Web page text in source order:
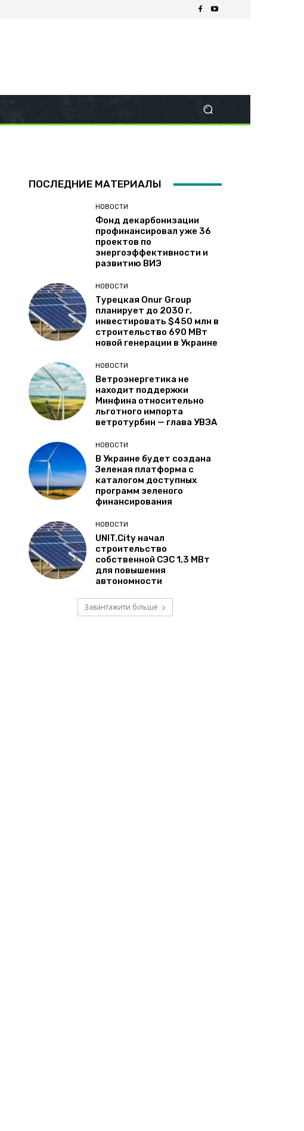
ПОСЛЕДНИЕ МАТЕРИАЛЫ
НОВОСТИ
Фонд декарбонизации
профинансировал уже 36
проектов по
энергоэффективности и
развитию ВИЭ
НОВОСТИ
Турецкая Onur Group
планирует до 2030 г.
инвестировать $450 млн в
строительство 690 МВт
новой генерации в Украине
НОВОСТИ
Ветроэнергетика не
находит поддержки
Минфина относительно
льготного импорта
ветротурбин — глава УВЭА
НОВОСТИ
В Украине будет создана
Зеленая платформа с
каталогом доступных
программ зеленого
финансирования
НОВОСТИ
UNIT.City начал
строительство
собственной СЭС 1,3 МВт
для повышения
автономности
Завантажити більше